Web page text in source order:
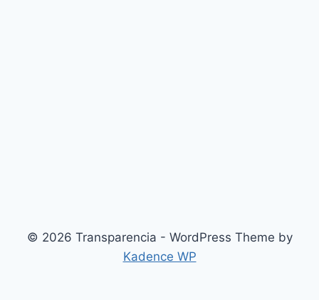
© 2026 Transparencia - WordPress Theme by
Kadence WP